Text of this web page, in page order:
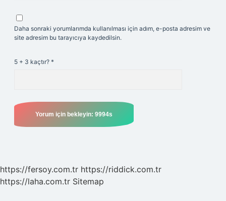
Daha sonraki yorumlarımda kullanılması için adım, e-posta adresim ve
site adresim bu tarayıcıya kaydedilsin.
5 + 3 kaçtır? *
https://fersoy.com.tr https://riddick.com.tr
https://laha.com.tr Sitemap